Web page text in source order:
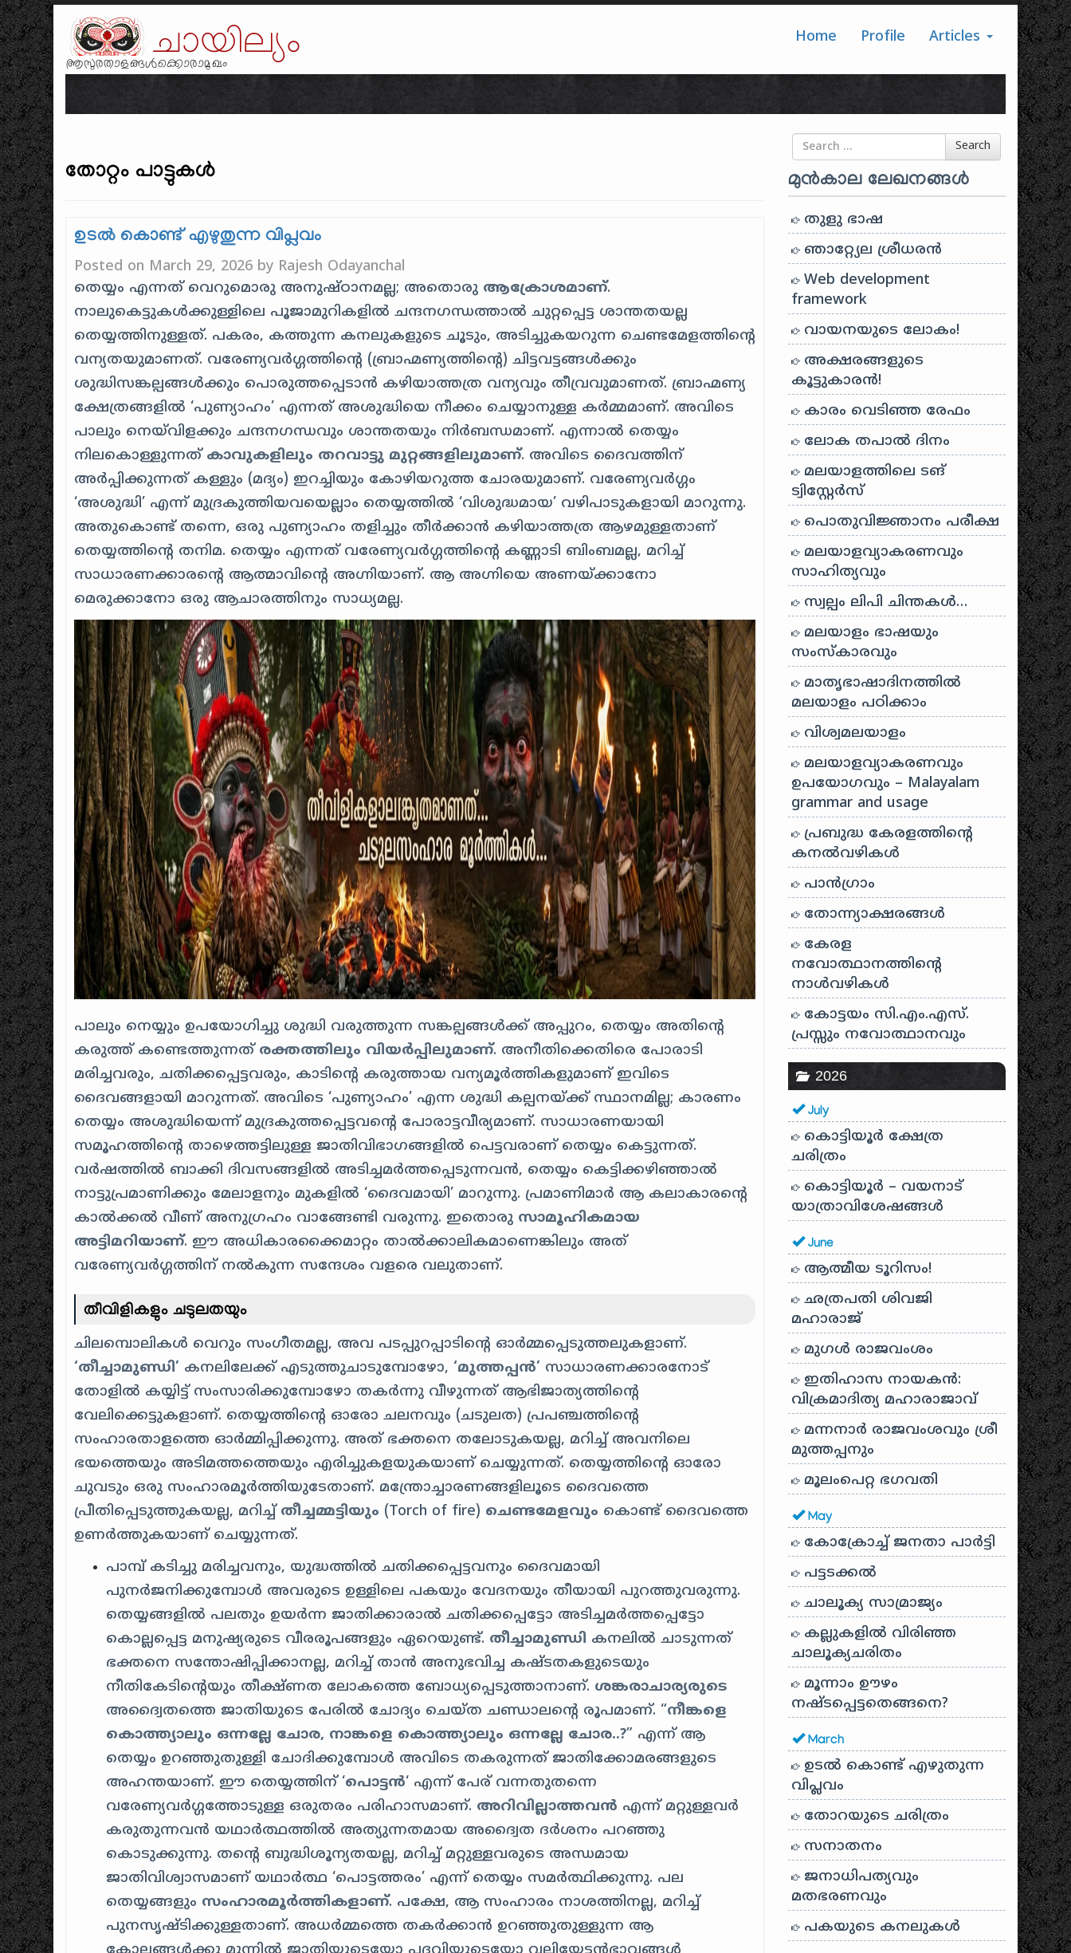
ചായില്യം
ആസുരതാളങ്ങൾക്കൊരാമുഖം
Home Profile Articles
Skip to content
തോറ്റം പാട്ടുകൾ
ഉടൽ കൊണ്ട് എഴുതുന്ന വിപ്ലവം
Posted on March 29, 2026 by Rajesh Odayanchal
തെയ്യം എന്നത് വെറുമൊരു അനുഷ്ഠാനമല്ല; അതൊരു ആക്രോശമാണ്.
നാലുകെട്ടുകൾക്കുള്ളിലെ പൂജാമുറികളിൽ ചന്ദനഗന്ധത്താൽ ചുറ്റപ്പെട്ട ശാന്തതയല്ല
തെയ്യത്തിനുള്ളത്. പകരം, കത്തുന്ന കനലുകളുടെ ചൂടും, അടിച്ചുകയറുന്ന ചെണ്ടമേളത്തിന്റെ
വന്യതയുമാണത്. വരേണ്യവർഗ്ഗത്തിന്റെ (ബ്രാഹ്മണ്യത്തിന്റെ) ചിട്ടവട്ടങ്ങൾക്കും
ശുദ്ധിസങ്കല്പങ്ങൾക്കും പൊരുത്തപ്പെടാൻ കഴിയാത്തത്ര വന്യവും തീവ്രവുമാണത്. ബ്രാഹ്മണ്യ
ക്ഷേത്രങ്ങളിൽ ‘പുണ്യാഹം’ എന്നത് അശുദ്ധിയെ നീക്കം ചെയ്യാനുള്ള കർമ്മമാണ്. അവിടെ
പാലും നെയ്‌വിളക്കും ചന്ദനഗന്ധവും ശാന്തതയും നിർബന്ധമാണ്. എന്നാൽ തെയ്യം
നിലകൊള്ളുന്നത് കാവുകളിലും തറവാട്ടു മുറ്റങ്ങളിലുമാണ്. അവിടെ ദൈവത്തിന്
അർപ്പിക്കുന്നത് കള്ളും (മദ്യം) ഇറച്ചിയും കോഴിയറുത്ത ചോരയുമാണ്. വരേണ്യവർഗ്ഗം
‘അശുദ്ധി’ എന്ന് മുദ്രകുത്തിയവയെല്ലാം തെയ്യത്തിൽ ‘വിശുദ്ധമായ’ വഴിപാടുകളായി മാറുന്നു.
അതുകൊണ്ട് തന്നെ, ഒരു പുണ്യാഹം തളിച്ചും തീർക്കാൻ കഴിയാത്തത്ര ആഴമുള്ളതാണ്
തെയ്യത്തിന്റെ തനിമ. തെയ്യം എന്നത് വരേണ്യവർഗ്ഗത്തിന്റെ കണ്ണാടി ബിംബമല്ല, മറിച്ച്
സാധാരണക്കാരന്റെ ആത്മാവിന്റെ അഗ്നിയാണ്. ആ അഗ്നിയെ അണയ്ക്കാനോ
മെരുക്കാനോ ഒരു ആചാരത്തിനും സാധ്യമല്ല.
പാലും നെയ്യും ഉപയോഗിച്ചു ശുദ്ധി വരുത്തുന്ന സങ്കല്പങ്ങൾക്ക് അപ്പുറം, തെയ്യം അതിന്റെ
കരുത്ത് കണ്ടെത്തുന്നത് രക്തത്തിലും വിയർപ്പിലുമാണ്. അനീതിക്കെതിരെ പോരാടി
മരിച്ചവരും, ചതിക്കപ്പെട്ടവരും, കാടിന്റെ കരുത്തായ വന്യമൂർത്തികളുമാണ് ഇവിടെ
ദൈവങ്ങളായി മാറുന്നത്. അവിടെ ‘പുണ്യാഹം’ എന്ന ശുദ്ധി കല്പനയ്ക്ക് സ്ഥാനമില്ല; കാരണം
തെയ്യം അശുദ്ധിയെന്ന് മുദ്രകുത്തപ്പെട്ടവന്റെ പോരാട്ടവീര്യമാണ്. സാധാരണയായി
സമൂഹത്തിന്റെ താഴെത്തട്ടിലുള്ള ജാതിവിഭാഗങ്ങളിൽ പെട്ടവരാണ് തെയ്യം കെട്ടുന്നത്.
വർഷത്തിൽ ബാക്കി ദിവസങ്ങളിൽ അടിച്ചമർത്തപ്പെടുന്നവൻ, തെയ്യം കെട്ടിക്കഴിഞ്ഞാൽ
നാട്ടുപ്രമാണിക്കും മേലാളനും മുകളിൽ ‘ദൈവമായി’ മാറുന്നു. പ്രമാണിമാർ ആ കലാകാരന്റെ
കാൽക്കൽ വീണ് അനുഗ്രഹം വാങ്ങേണ്ടി വരുന്നു. ഇതൊരു സാമൂഹികമായ
അട്ടിമറിയാണ്. ഈ അധികാരക്കൈമാറ്റം താൽക്കാലികമാണെങ്കിലും അത്
വരേണ്യവർഗ്ഗത്തിന് നൽകുന്ന സന്ദേശം വളരെ വലുതാണ്.
തീവിളികളും ചടുലതയും
ചിലമ്പൊലികൾ വെറും സംഗീതമല്ല, അവ പടപ്പുറപ്പാടിന്റെ ഓർമ്മപ്പെടുത്തലുകളാണ്.
‘തീച്ചാമുണ്ഡി’ കനലിലേക്ക് എടുത്തുചാടുമ്പോഴോ,‘മുത്തപ്പൻ’ സാധാരണക്കാരനോട്
തോളിൽ കയ്യിട്ട് സംസാരിക്കുമ്പോഴോ തകർന്നു വീഴുന്നത് ആഭിജാത്യത്തിന്റെ
വേലിക്കെട്ടുകളാണ്. തെയ്യത്തിന്റെ ഓരോ ചലനവും (ചടുലത) പ്രപഞ്ചത്തിന്റെ
സംഹാരതാളത്തെ ഓർമ്മിപ്പിക്കുന്നു. അത് ഭക്തനെ തലോടുകയല്ല, മറിച്ച് അവനിലെ
ഭയത്തെയും അടിമത്തത്തെയും എരിച്ചുകളയുകയാണ് ചെയ്യുന്നത്. തെയ്യത്തിന്റെ ഓരോ
ചുവടും ഒരു സംഹാരമൂർത്തിയുടേതാണ്. മന്ത്രോച്ചാരണങ്ങളിലൂടെ ദൈവത്തെ
പ്രീതിപ്പെടുത്തുകയല്ല, മറിച്ച് തീച്ചമ്മട്ടിയും (Torch of fire) ചെണ്ടമേളവും കൊണ്ട് ദൈവത്തെ
ഉണർത്തുകയാണ് ചെയ്യുന്നത്.
പാമ്പ് കടിച്ചു മരിച്ചവനും, യുദ്ധത്തിൽ ചതിക്കപ്പെട്ടവനും ദൈവമായി
പുനർജനിക്കുമ്പോൾ അവരുടെ ഉള്ളിലെ പകയും വേദനയും തീയായി പുറത്തുവരുന്നു.
തെയ്യങ്ങളിൽ പലതും ഉയർന്ന ജാതിക്കാരാൽ ചതിക്കപ്പെട്ടോ അടിച്ചമർത്തപ്പെട്ടോ
കൊല്ലപ്പെട്ട മനുഷ്യരുടെ വീരരൂപങ്ങളും ഏറെയുണ്ട്. തീച്ചാമുണ്ഡി കനലിൽ ചാടുന്നത്
ഭക്തനെ സന്തോഷിപ്പിക്കാനല്ല, മറിച്ച് താൻ അനുഭവിച്ച കഷ്ടതകളുടെയും
നീതികേടിന്റെയും തീക്ഷ്ണത ലോകത്തെ ബോധ്യപ്പെടുത്താനാണ്. ശങ്കരാചാര്യരുടെ
അദ്വൈതത്തെ ജാതിയുടെ പേരിൽ ചോദ്യം ചെയ്ത ചണ്ഡാലന്റെ രൂപമാണ്. “നീങ്കളെ
കൊത്ത്യാലും ഒന്നല്ലേ ചോര, നാങ്കളെ കൊത്ത്യാലും ഒന്നല്ലേ ചോര..?” എന്ന് ആ
തെയ്യം ഉറഞ്ഞുതുള്ളി ചോദിക്കുമ്പോൾ അവിടെ തകരുന്നത് ജാതിക്കോമരങ്ങളുടെ
അഹന്തയാണ്. ഈ തെയ്യത്തിന് ‘പൊട്ടൻ‘ എന്ന് പേര് വന്നതുതന്നെ
വരേണ്യവർഗ്ഗത്തോടുള്ള ഒരുതരം പരിഹാസമാണ്. അറിവില്ലാത്തവൻ എന്ന് മറ്റുള്ളവർ
കരുതുന്നവൻ യഥാർത്ഥത്തിൽ അത്യുന്നതമായ അദ്വൈത ദർശനം പറഞ്ഞു
കൊടുക്കുന്നു. തന്റെ ബുദ്ധിശൂന്യതയല്ല, മറിച്ച് മറ്റുള്ളവരുടെ അന്ധമായ
ജാതിവിശ്വാസമാണ് യഥാർത്ഥ ‘പൊട്ടത്തരം’ എന്ന് തെയ്യം സമർത്ഥിക്കുന്നു. പല
തെയ്യങ്ങളും സംഹാരമൂർത്തികളാണ്. പക്ഷേ, ആ സംഹാരം നാശത്തിനല്ല, മറിച്ച്
പുനസൃഷ്ടിക്കുള്ളതാണ്. അധർമ്മത്തെ തകർക്കാൻ ഉറഞ്ഞുതുള്ളുന്ന ആ
Search for Search
മുൻകാല ലേഖനങ്ങൾ
തുളു ഭാഷ
ഞാറ്റ്യേല ശ്രീധരൻ
Web development
framework
വായനയുടെ ലോകം!
അക്ഷരങ്ങളുടെ
കൂട്ടുകാരൻ!
കാരം വെടിഞ്ഞ രേഫം
ലോക തപാൽ ദിനം
മലയാളത്തിലെ ടങ്
ട്വിസ്റ്റേർസ്
പൊതുവിജ്ഞാനം പരീക്ഷ
മലയാളവ്യാകരണവും
സാഹിത്യവും
സ്വല്പം ലിപി ചിന്തകൾ…
മലയാളം ഭാഷയും
സംസ്കാരവും
മാതൃഭാഷാദിനത്തിൽ
മലയാളം പഠിക്കാം
വിശ്വമലയാളം
മലയാളവ്യാകരണവും
ഉപയോഗവും – Malayalam
grammar and usage
പ്രബുദ്ധ കേരളത്തിന്റെ
കനൽവഴികൾ
പാന്‍ഗ്രാം
തോന്ന്യാക്ഷരങ്ങള്‍
കേരള
നവോത്ഥാനത്തിന്റെ
നാൾവഴികൾ
കോട്ടയം സി.എം.എസ്.
പ്രസ്സും നവോത്ഥാനവും
2026
July
കൊട്ടിയൂർ ക്ഷേത്ര
ചരിത്രം
കൊട്ടിയൂർ – വയനാട്
യാത്രാവിശേഷങ്ങൾ
June
ആത്മീയ ടൂറിസം!
ഛത്രപതി ശിവജി
മഹാരാജ്
മുഗൾ രാജവംശം
ഇതിഹാസ നായകൻ:
വിക്രമാദിത്യ മഹാരാജാവ്
മന്നനാർ രാജവംശവും ശ്രീ
മുത്തപ്പനും
മൂലംപെറ്റ ഭഗവതി
May
കോക്രോച്ച് ജനതാ പാർട്ടി
പട്ടടക്കൽ
ചാലൂക്യ സാമ്രാജ്യം
കല്ലുകളിൽ വിരിഞ്ഞ
ചാലൂക്യചരിതം
മൂന്നാം ഊഴം
നഷ്ടപ്പെട്ടതെങ്ങനെ?
March
ഉടൽ കൊണ്ട് എഴുതുന്ന
വിപ്ലവം
തോറയുടെ ചരിത്രം
സനാതനം
ജനാധിപത്യവും
മതഭരണവും
പകയുടെ കനലുകൾ